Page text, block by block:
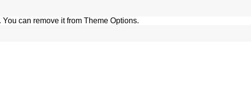
can remove it from Theme Options.